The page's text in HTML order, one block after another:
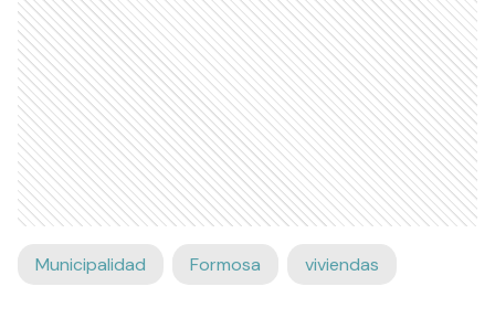
Municipalidad Formosa viviendas